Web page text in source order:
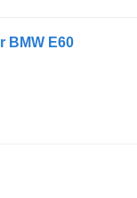
BMW E60